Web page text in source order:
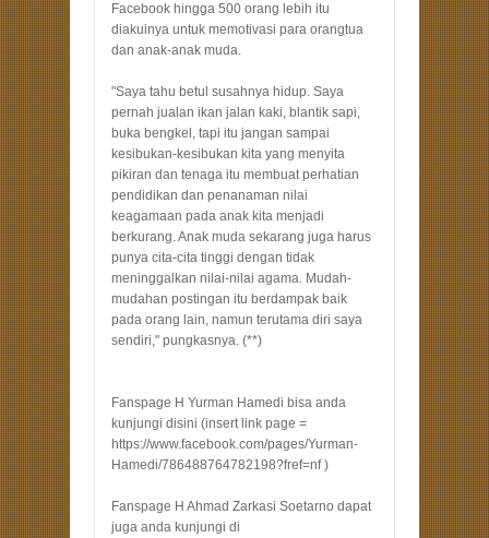
Facebook hingga 500 orang lebih itu
diakuinya untuk memotivasi para orangtua
dan anak-anak muda.
"Saya tahu betul susahnya hidup. Saya
pernah jualan ikan jalan kaki, blantik sapi,
buka bengkel, tapi itu jangan sampai
kesibukan-kesibukan kita yang menyita
pikiran dan tenaga itu membuat perhatian
pendidikan dan penanaman nilai
keagamaan pada anak kita menjadi
berkurang. Anak muda sekarang juga harus
punya cita-cita tinggi dengan tidak
meninggalkan nilai-nilai agama. Mudah-
mudahan postingan itu berdampak baik
pada orang lain, namun terutama diri saya
sendiri," pungkasnya. (**)
Fanspage H Yurman Hamedi bisa anda
kunjungi disini (insert link page =
https://www.facebook.com/pages/Yurman-
Hamedi/786488764782198?fref=nf )
Fanspage H Ahmad Zarkasi Soetarno dapat
juga anda kunjungi di